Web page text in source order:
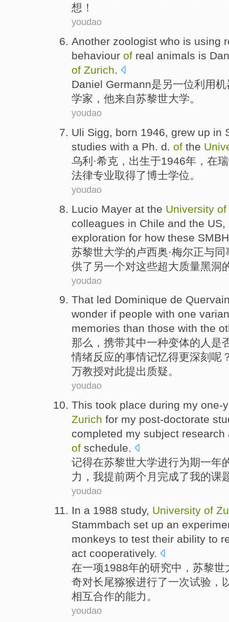
想 ！
youdao
Another zoologist who is using
behaviour of real animals is
of Zurich.
Daniel Germann是另一位利用机
学家，他来自苏黎世大学。
youdao
Uli Sigg, born 1946, grew up in
studies with a Ph. d. of the
乌利·希克， 出生于1946年， 在
法律专业取得了博士学位。
youdao
Lucio Mayer at the University of
colleagues in Chile and the US
exploration for how these
苏黎世大学的卢西奥·梅尔正与同
供了 另一个对这些超大质量黑洞
youdao
That led Dominique de
wonder if people with one
memories than those with the
那么 ，携带其中一种变体的 人 是
情绪反应的事情记忆得更深刻呢
万教授对此提出质疑。
youdao
This took place during my one-
Zurich for my post-doctorate
completed my subject research
of schedule.
记得在苏黎世大学进行为期一年
力， 我提前两个月 完成了我的课
youdao
In a 1988 study, University of
Stammbach set up an
monkeys to test their ability to
act cooperatively.
在一项1988年的研究中， 苏黎世
奇对长尾猕猴进行了一次试验 ，
相互合作的能力 。
youdao